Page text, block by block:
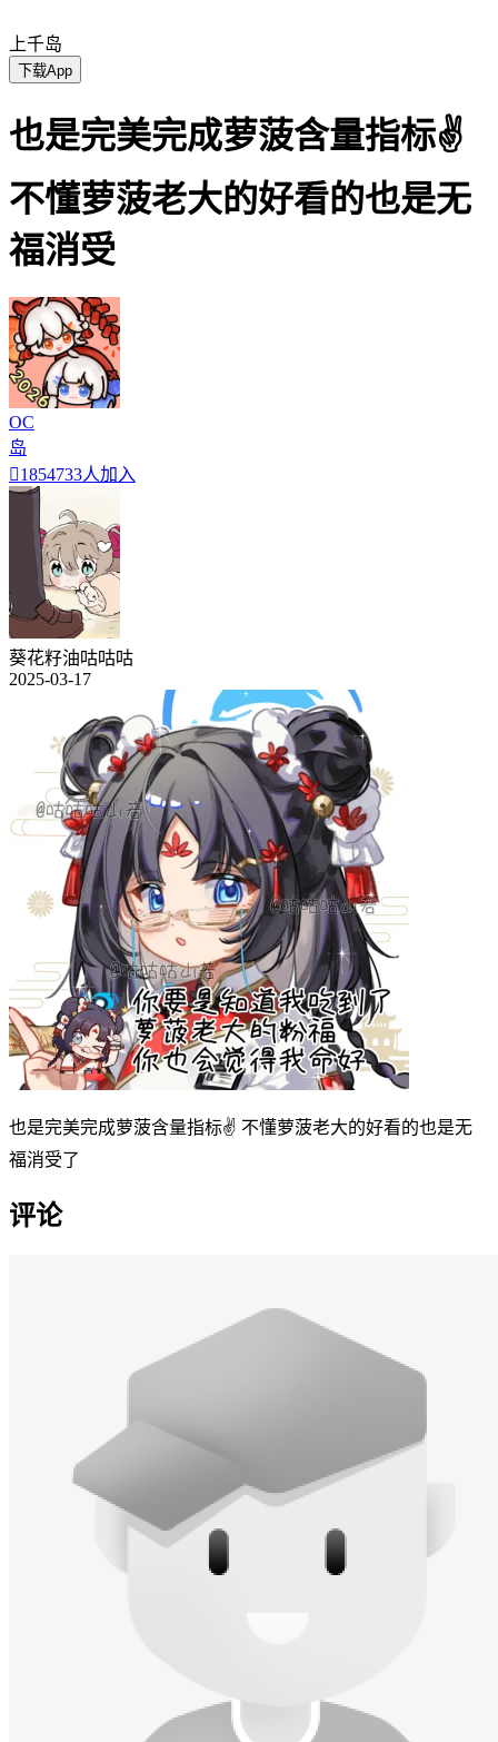
上千岛
下载App
也是完美完成萝菠含量指标✌
不懂萝菠老大的好看的也是无
福消受
OC
岛
1854733人加入
葵花籽油咕咕咕
2025-03-17
也是完美完成萝菠含量指标✌ 不懂萝菠老大的好看的也是无
福消受了
评论